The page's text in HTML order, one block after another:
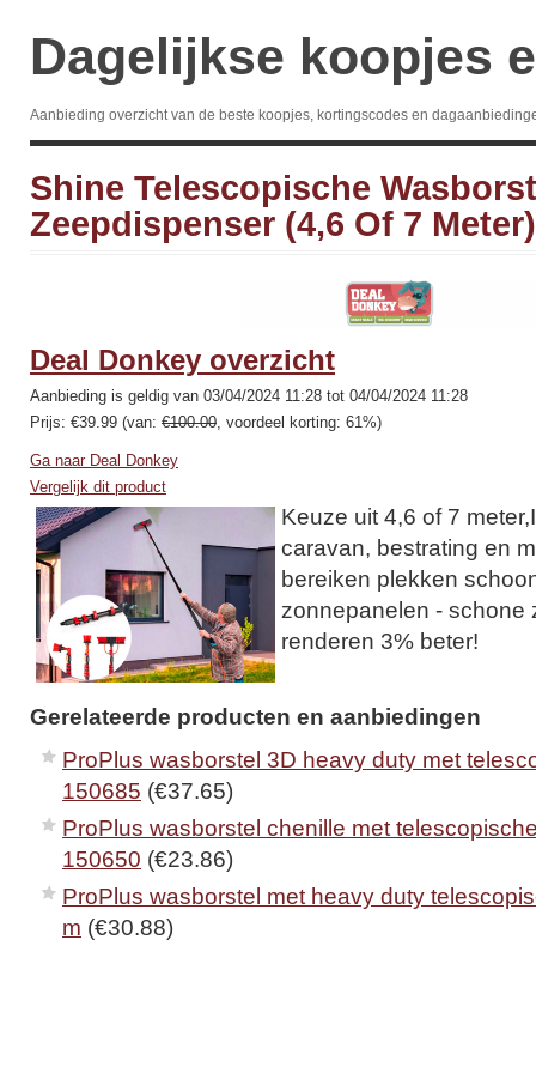
Dagelijkse koopjes
Aanbieding overzicht van de beste koopjes, kortingscodes en
Shine Telescopische
Zeepdispenser (4,6 Of 7 Meter)
Deal Donkey overzicht
Aanbieding is geldig van 03/04/2024 11:28 tot 04/04/2024 11:28
Prijs: €39.99 (van: €100.00, voordeel korting: 61%)
Ga naar Deal Donkey
Vergelijk dit product
Keuze uit 4,6 of 7
caravan, bestrating en
bereiken plekken
zonnepanelen - schone
renderen 3% beter!
Gerelateerde producten en aanbiedingen
ProPlus wasborstel 3D heavy duty met
150685 (€37.65)
ProPlus wasborstel chenille met
150650 (€23.86)
ProPlus wasborstel met heavy duty
m (€30.88)